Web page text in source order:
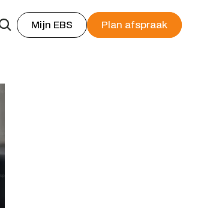
Mijn EBS Plan afspraak